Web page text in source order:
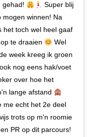
gehad!
Super blij
winnen! Na
het toch wel heel gaaf
te draaien
Wel
week kreeg ik groen
nog eens hak/voet
over hoe het
lange afstand
me echt het 2e deel
trots op m'n roomie
PR op dit parcours!